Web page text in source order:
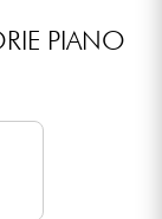
PIANO